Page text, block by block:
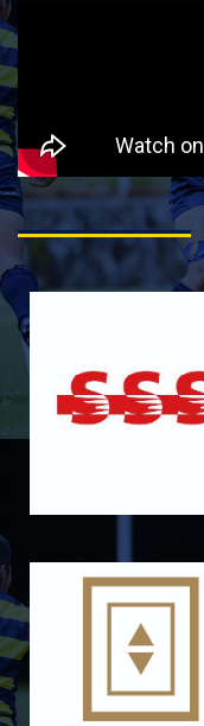
5月3日 筑波
2026/04/25
4月26日 亀岡
2026/04/18
4月19日 関西
4月12日 天理
2025/12/12
12月13日 大阪
11月29日 同
2025/11/23
11月23日 摂
2025/11/22
11月22日 摂